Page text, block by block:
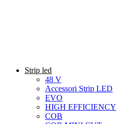
Strip led
48 V
Accessori Strip LED
EVO
HIGH EFFICIENCY
COB